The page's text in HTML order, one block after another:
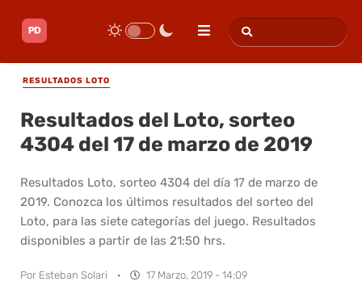
RESULTADOS LOTO
Resultados del Loto, sorteo
4304 del 17 de marzo de 2019
Resultados Loto, sorteo 4304 del día 17 de marzo de
2019. Conozca los últimos resultados del sorteo del
Loto, para las siete categorías del juego. Resultados
disponibles a partir de las 21:50 hrs.
Por Esteban Solari · 17 Marzo, 2019 - 14:09